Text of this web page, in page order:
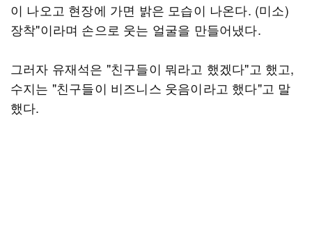
이 나오고 현장에 가면 밝은 모습이 나온다. (미소)
장착"이라며 손으로 웃는 얼굴을 만들어냈다.
그러자 유재석은 "친구들이 뭐라고 했겠다"고 했고,
수지는 "친구들이 비즈니스 웃음이라고 했다"고 말
했다.